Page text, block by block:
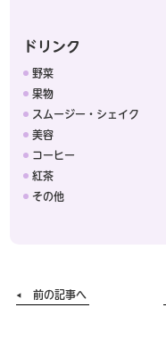
ドリンク
野菜
果物
スムージー・シェイク
美容
コーヒー
紅茶
その他
前の記事へ